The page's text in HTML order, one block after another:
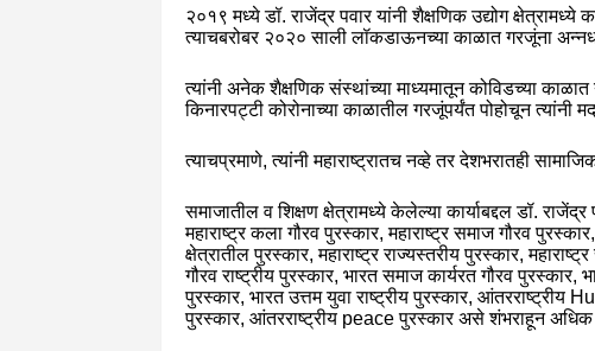
२०१९ मध्ये डॉ. राजेंद्र पवार यांनी शैक्षणिक उद्योग
त्याचबरोबर २०२० साली लॉकडाऊनच्या काळात गरजूंना
त्यांनी अनेक शैक्षणिक संस्थांच्या माध्यमातून कोविडच्या काळात
किनारपट्टी कोरोनाच्या काळातील गरजूंपर्यंत पोहोचून त्यांनी
त्याचप्रमाणे, त्यांनी महाराष्ट्रातच नव्हे तर देशभरातही
समाजातील व शिक्षण क्षेत्रामध्ये केलेल्या कार्याबद्दल डॉ.
महाराष्ट्र कला गौरव पुरस्कार, महाराष्ट्र समाज गौरव
क्षेत्रातील पुरस्कार, महाराष्ट्र राज्यस्तरीय पुरस्कार,
गौरव राष्ट्रीय पुरस्कार, भारत समाज कार्यरत गौरव पुरस्कार,
पुरस्कार, भारत उत्तम युवा राष्ट्रीय पुरस्कार,
पुरस्कार, आंतरराष्ट्रीय peace पुरस्कार असे शंभराहून अधिक